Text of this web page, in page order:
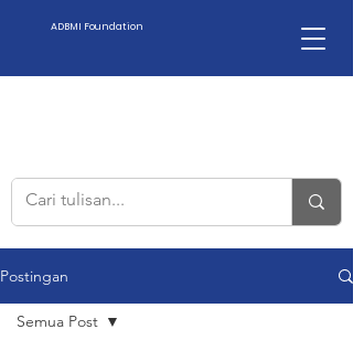
ADBMI Foundation
Postingan
Semua Post